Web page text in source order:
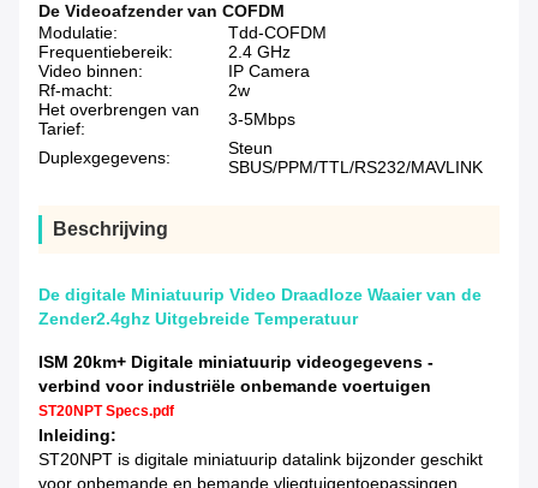
De Videoafzender van COFDM
Modulatie:
Tdd-COFDM
Frequentiebereik:
2.4 GHz
Video binnen:
IP Camera
Rf-macht:
2w
Het overbrengen van
Tarief:
3-5Mbps
Duplexgegevens:
Steun
SBUS/PPM/TTL/RS232/MAVLINK
Beschrijving
De digitale Miniatuurip Video Draadloze Waaier van de
Zender2.4ghz Uitgebreide Temperatuur
ISM 20km+ Digitale miniatuurip videogegevens -
verbind voor industriële onbemande voertuigen
ST20NPT Specs.pdf
Inleiding:
ST20NPT is digitale miniatuurip datalink bijzonder geschikt
voor onbemande en bemande vliegtuigentoepassingen.